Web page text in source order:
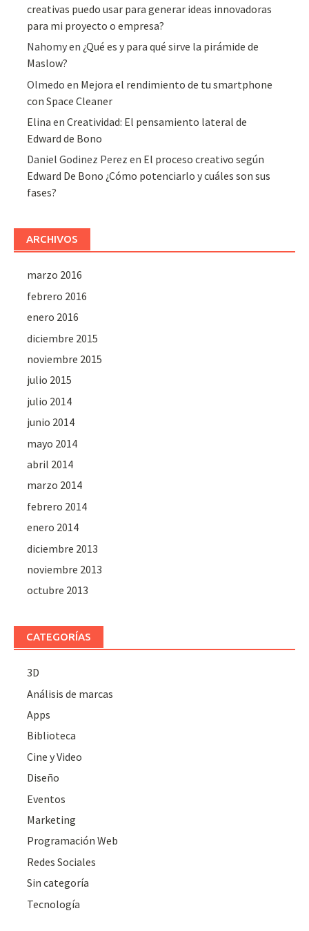
creativas puedo usar para generar ideas innovadoras
para mi proyecto o empresa?
Nahomyen ¿Qué es y para qué sirve la pirámide de
Maslow?
Olmedo en Mejora el rendimiento de tu smartphone
con Space Cleaner
Elina enCreatividad: El pensamiento lateral de
Edward de Bono
Daniel Godinez Perez en El proceso creativo según
Edward De Bono ¿Cómo potenciarlo y cuáles son sus
fases?
ARCHIVOS
marzo 2016
febrero 2016
enero 2016
diciembre 2015
noviembre 2015
julio 2015
julio 2014
junio 2014
mayo 2014
abril 2014
marzo 2014
febrero 2014
enero 2014
diciembre 2013
noviembre 2013
octubre 2013
CATEGORÍAS
3D
Análisis de marcas
Apps
Biblioteca
Cine y Video
Diseño
Eventos
Marketing
Programación Web
Redes Sociales
Sin categoría
Tecnología